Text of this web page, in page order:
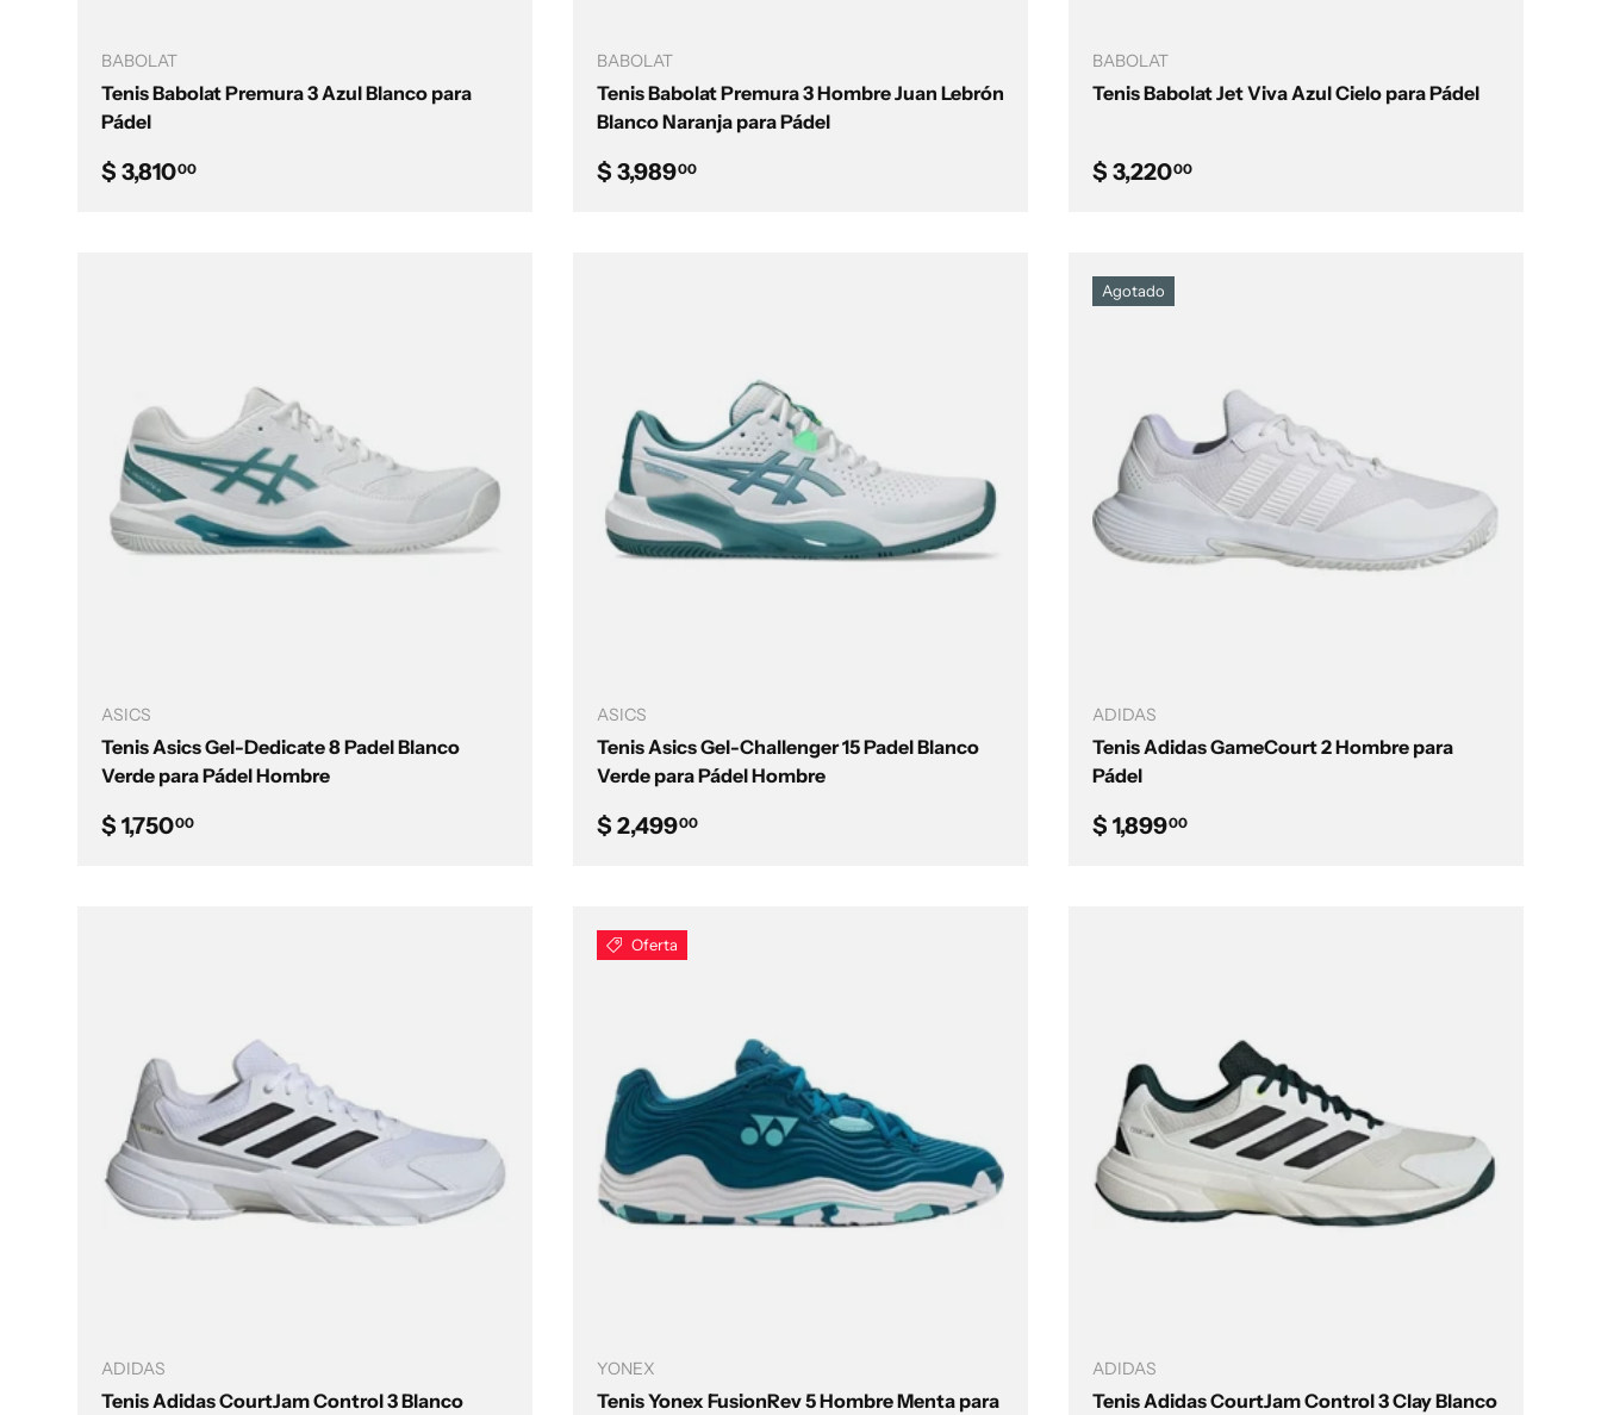
BABOLAT
Tenis Babolat Premura 3 Azul Blanco para
Pádel
Precio normal
$ 3,81000
BABOLAT
Tenis Babolat Premura 3 Hombre Juan Lebrón
Blanco Naranja para Pádel
Precio normal
$ 3,98900
BABOLAT
Tenis Babolat Jet Viva Azul Cielo para Pádel
Precio normal
$ 3,22000
ASICS
Tenis Asics Gel-Dedicate 8 Padel Blanco
Verde para Pádel Hombre
Precio normal
$ 1,75000
ASICS
Tenis Asics Gel-Challenger 15 Padel Blanco
Verde para Pádel Hombre
Precio normal
$ 2,49900
Agotado
ADIDAS
Tenis Adidas GameCourt 2 Hombre para
Pádel
Precio normal
$ 1,89900
ADIDAS
Tenis Adidas CourtJam Control 3 Blanco
Oferta
YONEX
Tenis Yonex FusionRev 5 Hombre Menta para
ADIDAS
Tenis Adidas CourtJam Control 3 Clay Blanco